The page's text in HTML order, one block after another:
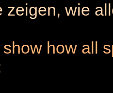
zeigen, wie
how all